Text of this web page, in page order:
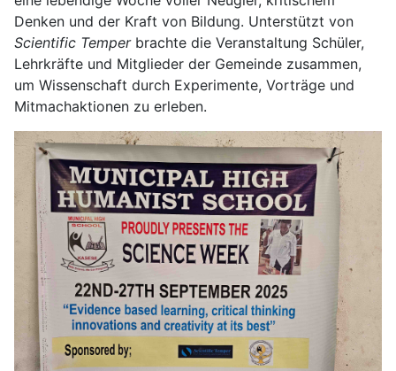
Denken und der Kraft von Bildung. Unterstützt von
Scientific Temperbrachte die Veranstaltung Schüler,
Lehrkräfte und Mitglieder der Gemeinde zusammen,
um Wissenschaft durch Experimente, Vorträge und
Mitmachaktionen zu erleben.